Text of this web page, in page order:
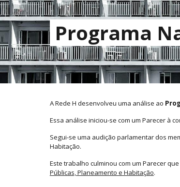
Programa
A Rede H desenvolveu uma análise ao
Essa análise iniciou-se com um Parecer à
Segui-se uma audição parlamentar dos
Habitação.
Este trabalho culminou com um Parecer
Públicas, Planeamento e Habitação.